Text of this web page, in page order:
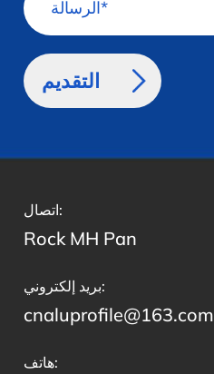
اتصال:
Rock MH Pan
بريد إلكتروني:
cnaluprofile@163.com
هاتف: